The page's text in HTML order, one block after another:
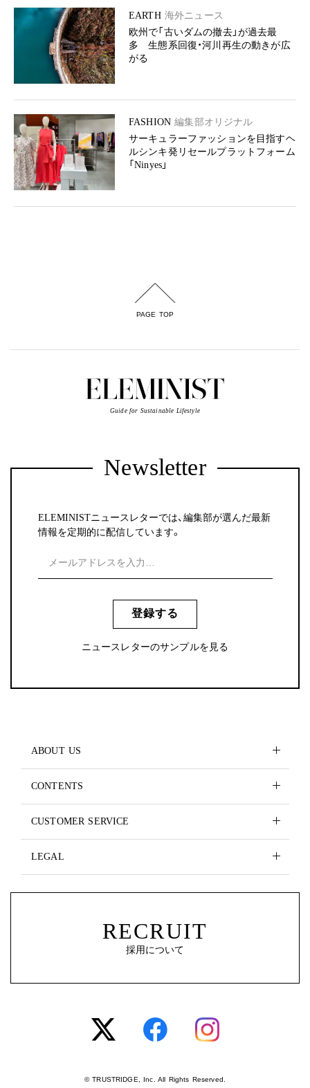
EARTH 海外ニュース
欧州で「古いダムの撤去」が過去最
多 生態系回復・河川再生の動きが広
がる
FASHION 編集部オリジナル
サーキュラーファッションを目指すヘ
ルシンキ発リセールプラットフォーム
「Ninyes」
PAGE TOP
Guide for Sustainable Lifestyle
Newsletter
ELEMINISTニュースレターでは、編集部が選んだ最新
情報を定期的に配信しています。
登録する
ニュースレターのサンプルを見る
ABOUT US
CONTENTS
CUSTOMER SERVICE
LEGAL
RECRUIT
採用について
© TRUSTRIDGE, Inc. All Rights Reserved.